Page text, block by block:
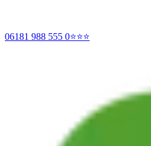
06181 988 555 0⭐⭐⭐